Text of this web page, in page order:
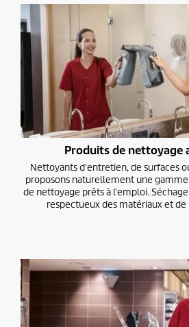
Produits de nettoyage
Nettoyants d'entretien, de surfaces
proposons naturellement une
de nettoyage prêts à l'emploi.
respectueux des matériaux et